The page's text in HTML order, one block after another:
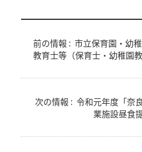
前の情報 : 市立保育園・幼
教育士等（保育士・幼稚園
次の情報 : 令和元年度「奈
業施設昼食